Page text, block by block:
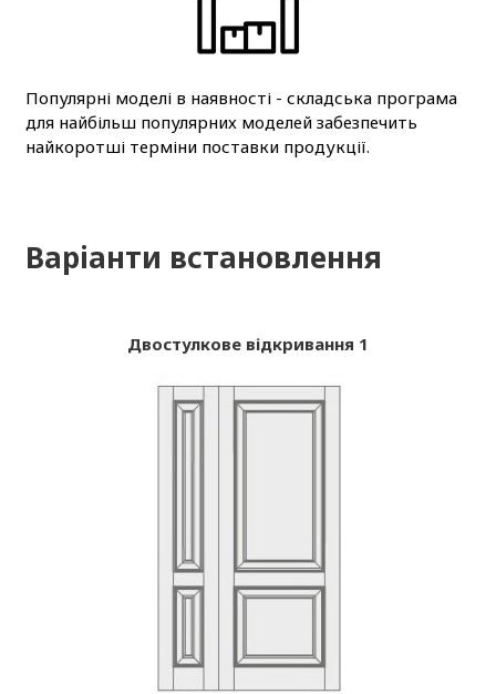
Популярні моделі в наявності - складська програма
для найбільш популярних моделей забезпечить
найкоротші терміни поставки продукції.
Варіанти встановлення
Двостулкове відкривання 1